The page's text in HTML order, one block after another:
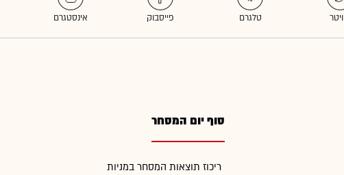
סוף יום המסחר
ריכוז תוצאות המסחר במניות